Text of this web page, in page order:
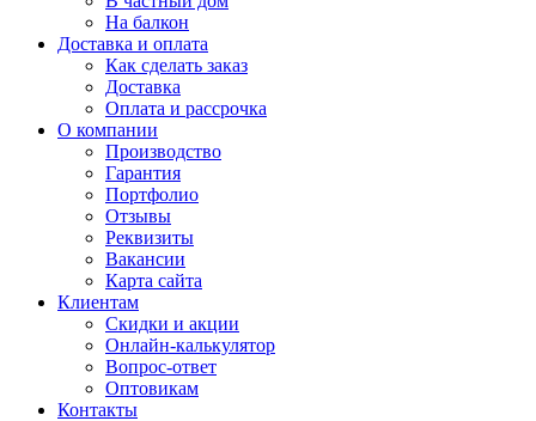
На балкон
Доставка и оплата
Как сделать заказ
Доставка
Оплата и рассрочка
О компании
Производство
Гарантия
Портфолио
Отзывы
Реквизиты
Вакансии
Карта сайта
Клиентам
Скидки и акции
Онлайн-калькулятор
Вопрос-ответ
Оптовикам
Контакты